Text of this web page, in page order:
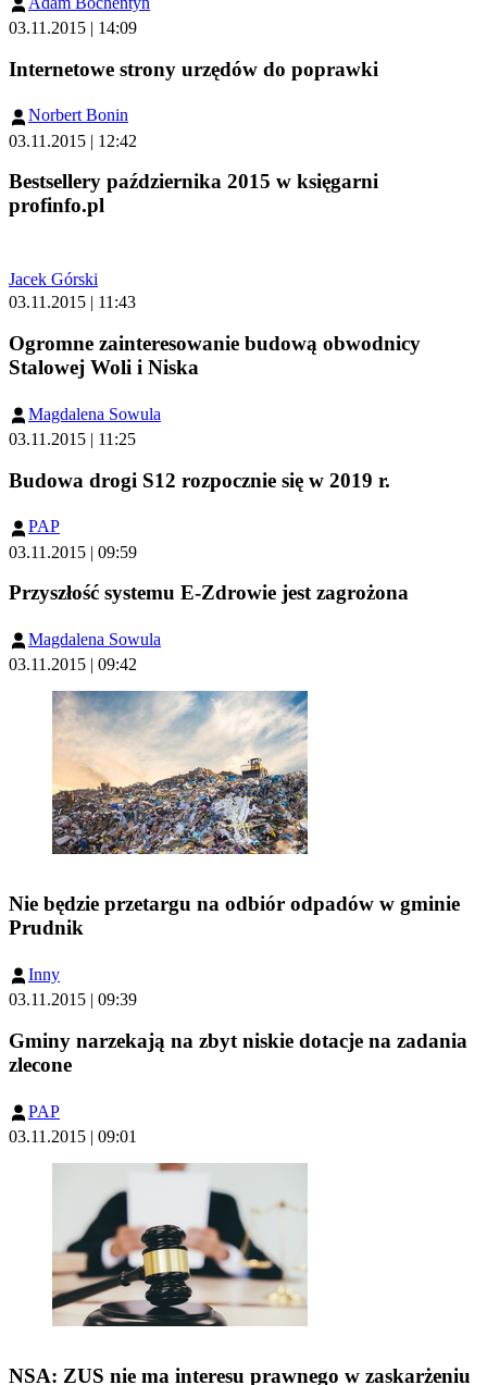
03.11.2015 | 14:09
Internetowe strony urzędów do poprawki
Norbert Bonin
03.11.2015 | 12:42
Bestsellery października 2015 w księgarni
profinfo.pl
Jacek Górski
03.11.2015 | 11:43
Ogromne zainteresowanie budową obwodnicy
Stalowej Woli i Niska
Magdalena Sowula
03.11.2015 | 11:25
Budowa drogi S12 rozpocznie się w 2019 r.
PAP
03.11.2015 | 09:59
Przyszłość systemu E-Zdrowie jest zagrożona
Magdalena Sowula
03.11.2015 | 09:42
Nie będzie przetargu na odbiór odpadów w gminie
Prudnik
Inny
03.11.2015 | 09:39
Gminy narzekają na zbyt niskie dotacje na zadania
zlecone
PAP
03.11.2015 | 09:01
NSA: ZUS nie ma interesu prawnego w zaskarżeniu